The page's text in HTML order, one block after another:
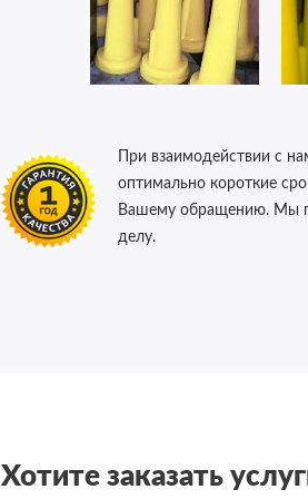
При взаимодействии с
оптимально короткие
Вашему обращению. Мы
делу.
Хотите заказать